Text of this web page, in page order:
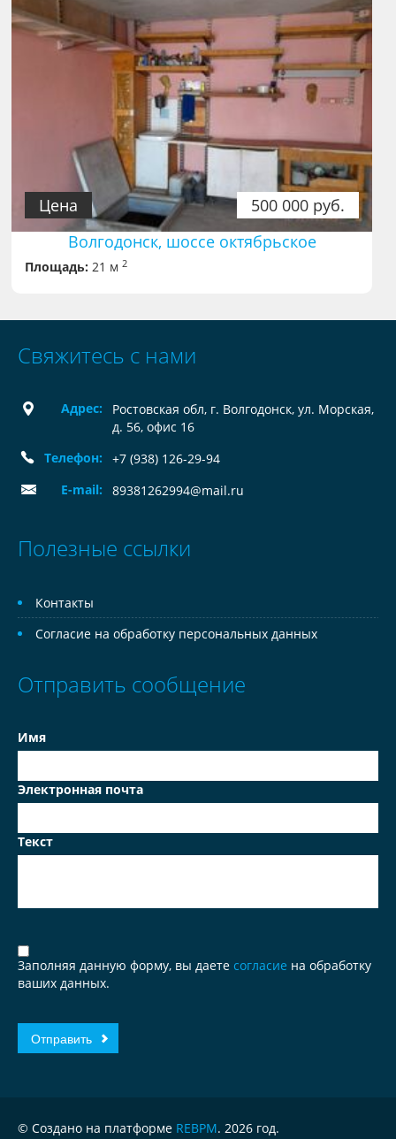
500 000 руб.
Цена
Волгодонск, шоссе октябрьское
Площадь: 21 м2
Свяжитесь с нами
Адрес:
Ростовская обл, г. Волгодонск, ул. Морская,
д. 56, офис 16
Телефон:
+7 (938) 126-29-94
E-mail:
89381262994@mail.ru
Полезные ссылки
Контакты
Согласие на обработку персональных данных
Отправить сообщение
Имя
Электронная почта
Текст
Заполняя данную форму, вы даете согласие на обработку
ваших данных.
© Создано на платформе REBPM. 2026 год.